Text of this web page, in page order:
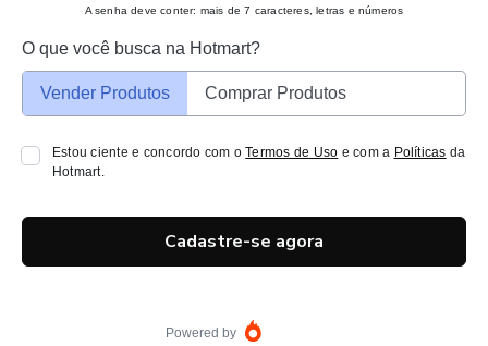
A senha deve conter: mais de 7 caracteres, letras e números
O que você busca na Hotmart?
Vender Produtos Comprar Produtos
Estou ciente e concordo com oTermos de Uso e com a Políticas da
Hotmart.
Cadastre-se agora
Powered by